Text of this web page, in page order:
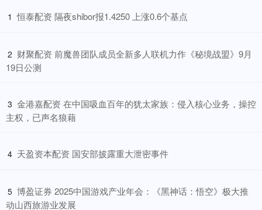
1 ​恒泰配资 隔夜shibor报1.4250 上涨0.6个基点
2 ​财聚配资 前魔兽团队成员全新多人联机力作《秘境战盟》9月
19日公测
3 ​金港嘉配资 在中国吸血百年的犹太家族：侵入核心业务，操控
主权，已声名狼藉
4 ​天盈资本配资 国安部披露重大泄密事件
5 ​博盈证券 2025中国游戏产业年会：《黑神话：悟空》极大推
动山西旅游业发展